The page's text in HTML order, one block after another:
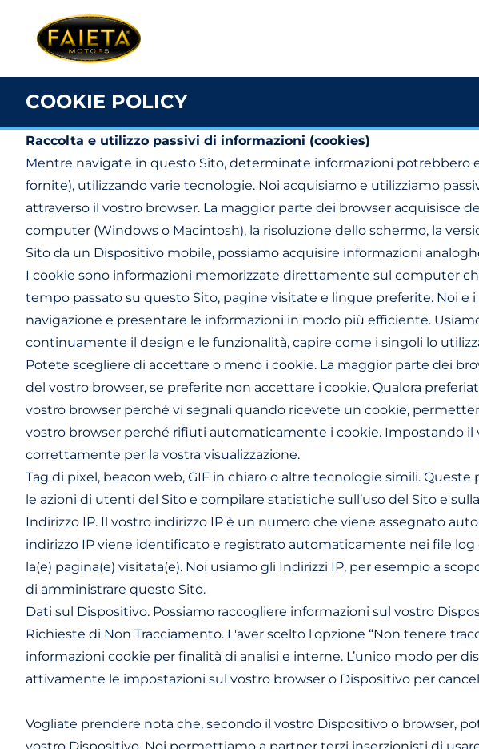
COOKIE POLICY
Raccolta e utilizzo passivi di informazioni (cookies)
Mentre navigate in questo Sito, determinate informazioni potrebbero
fornite), utilizzando varie tecnologie. Noi acquisiamo e utilizziamo
attraverso il vostro browser. La maggior parte dei browser acquisisce
computer (Windows o Macintosh), la risoluzione dello schermo, la
Sito da un Dispositivo mobile, possiamo acquisire informazioni
I cookie sono informazioni memorizzate direttamente sul computer
tempo passato su questo Sito, pagine visitate e lingue preferite. Noi e
navigazione e presentare le informazioni in modo più efficiente.
continuamente il design e le funzionalità, capire come i singoli lo
Potete scegliere di accettare o meno i cookie. La maggior parte dei
del vostro browser, se preferite non accettare i cookie. Qualora
vostro browser perché vi segnali quando ricevete un cookie,
vostro browser perché rifiuti automaticamente i cookie. Impostando
correttamente per la vostra visualizzazione.
Tag di pixel, beacon web, GIF in chiaro o altre tecnologie simili.
le azioni di utenti del Sito e compilare statistiche sull’uso del Sito e
Indirizzo IP. Il vostro indirizzo IP è un numero che viene assegnato
indirizzo IP viene identificato e registrato automaticamente nei file
la(e) pagina(e) visitata(e). Noi usiamo gli Indirizzi IP, per esempio a
di amministrare questo Sito.
Dati sul Dispositivo. Possiamo raccogliere informazioni sul vostro
Richieste di Non Tracciamento. L'aver scelto l'opzione “Non tenere
informazioni cookie per finalità di analisi e interne. L’unico modo per
attivamente le impostazioni sul vostro browser o Dispositivo per
Vogliate prendere nota che, secondo il vostro Dispositivo o browser,